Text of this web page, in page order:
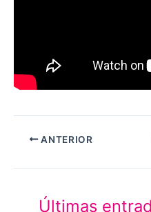
ANTERIOR
Últimas